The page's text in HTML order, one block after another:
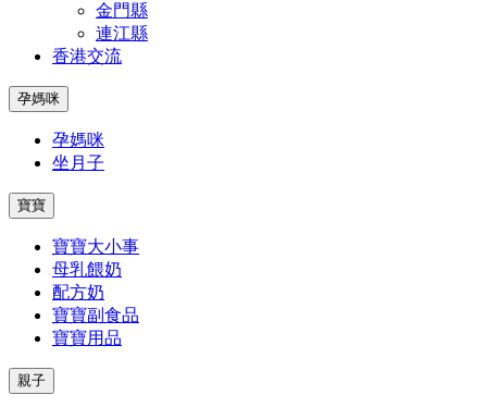
金門縣
連江縣
香港交流
孕媽咪
孕媽咪
坐月子
寶寶
寶寶大小事
母乳餵奶
配方奶
寶寶副食品
寶寶用品
親子